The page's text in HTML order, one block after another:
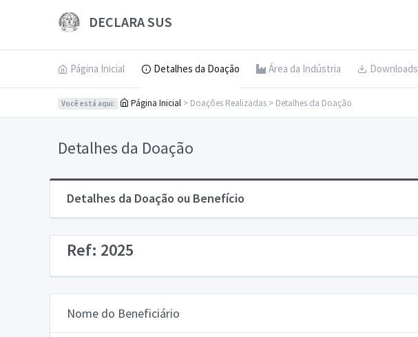
DECLARA SUS
Página Inicial Detalhes da Doação Área da Indústria Downloads
Você está aqui: Página Inicial > Doações Realizadas > Detalhes da Doação
Detalhes da Doação
Detalhes da Doação ou Benefício
Ref: 2025
Nome do Beneficiário